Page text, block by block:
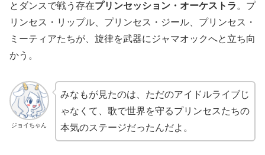
とダンスで戦う存在プリンセッション・オーケストラ 。プ
リンセス・リップル、プリンセス・ジール、プリンセス・
ミーティアたちが、旋律を武器にジャマオックへと立ち向
かう。
ジョイちゃん
みなもが見たのは、ただのアイドルライブじ
ゃなくて、歌で世界を守るプリンセスたちの
本気のステージだったんだよ。